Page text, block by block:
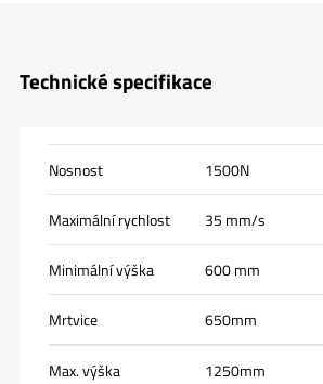
Technické specifikace
Nosnost 1500N
Maximální rychlost 35 mm/s
Minimální výška 600 mm
Mrtvice 650mm
Max. výška 1250mm